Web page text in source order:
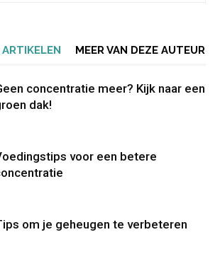
MEER VAN DEZE AUTEUR
concentratie meer? Kijk naar een
dak!
voor een betere
om je geheugen te verbeteren